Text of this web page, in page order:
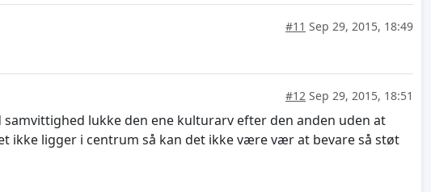
#11 Sep 29, 2015, 18:49
#12 Sep 29, 2015, 18:51
lukke den ene kulturarv efter den anden uden at
ikke ligger i centrum så kan det ikke være vær at bevare så støt